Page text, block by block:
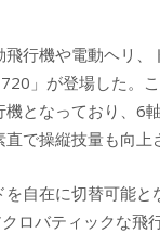
行機や電動ヘリ
」が登場した。
機となっており、6
で操縦技量も向上
を自在に切替可能
ロバティックな